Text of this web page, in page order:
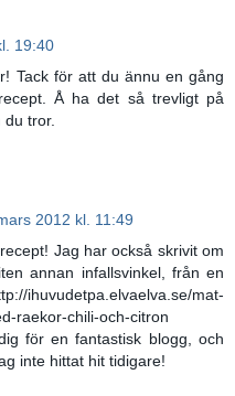
19:40
Tack för att du ännu en gång
Å ha det så trevligt på
du tror.
2012 kl. 11:49
Jag har också skrivit om
annan infallsvinkel, från en
ihuvudetpa.elvaelva.se/mat-
raekor-chili-och-citron
för en fantastisk blogg, och
inte hittat hit tidigare!